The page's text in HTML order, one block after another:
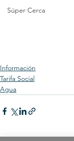
Súper Cerca
Información
Tarifa Social
Agua